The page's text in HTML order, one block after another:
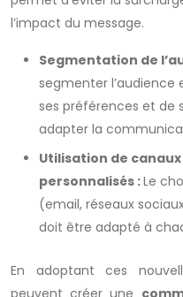
l’impact du message.
Segmentation de
segmenter l’audience
ses préférences et de
adapter la
Utilisation de
personnalisés :Le
(email, réseaux
doit être adapté à
En adoptant ces
peuvent créer une